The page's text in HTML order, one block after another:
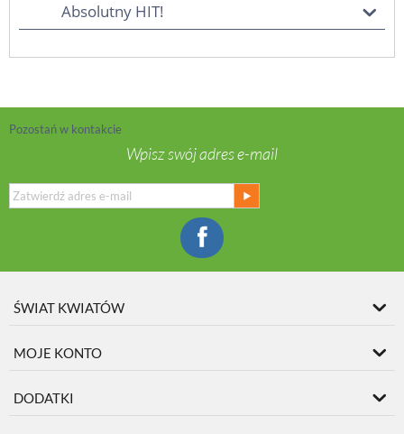
Absolutny HIT!
Pozostań w kontakcie
Wpisz swój adres e-mail
ŚWIAT KWIATÓW
MOJE KONTO
DODATKI